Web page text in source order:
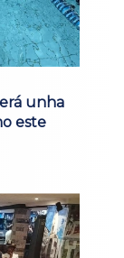
unha
este